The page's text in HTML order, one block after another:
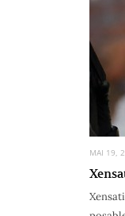
MAI 19,